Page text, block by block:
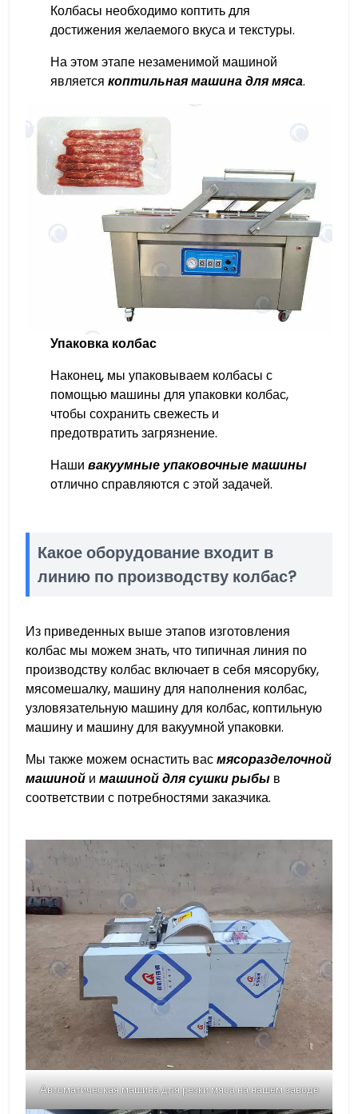
Колбасы необходимо коптить для
достижения желаемого вкуса и текстуры.
На этом этапе незаменимой машиной
является коптильная машина для мяса.
Упаковка колбас
Наконец, мы упаковываем колбасы с
помощью машины для упаковки колбас,
чтобы сохранить свежесть и
предотвратить загрязнение.
Наши вакуумные упаковочные машины
отлично справляются с этой задачей.
Какое оборудование входит в
линию по производству колбас?
Из приведенных выше этапов изготовления
колбас мы можем знать, что типичная линия по
производству колбас включает в себя мясорубку,
мясомешалку, машину для наполнения колбас,
узловязательную машину для колбас, коптильную
машину и машину для вакуумной упаковки.
Мы также можем оснастить васмясоразделочной
машиной и машиной для сушки рыбы в
соответствии с потребностями заказчика.
Автоматическая машина для резки мяса на нашем заводе